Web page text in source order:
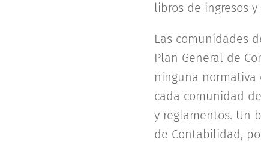
libros de ingresos y
Las comunidades
Plan General de
ninguna
cada comunidad
y reglamentos. Un
de Contabilidad,